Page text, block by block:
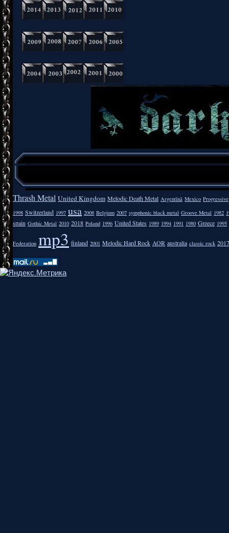
Thrash Metal United Kingdom Melodic Death Metal Argentīnā Mexico Progressive
1998 Switzerland 1997 usa 2008 Belgium 2007 symphonic black metal Groove Metal 1982
spain Gothic Metal 2010 2018 Poland 1996 United States 1989 1994 1991 1980 Greece 1995
Federation mp3 finland 2001 Melodic Hard Rock AOR australia classic rock 2017